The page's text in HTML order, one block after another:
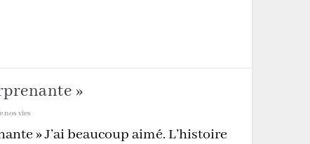
»
nos vies
» J’ai beaucoup aimé. L’histoire